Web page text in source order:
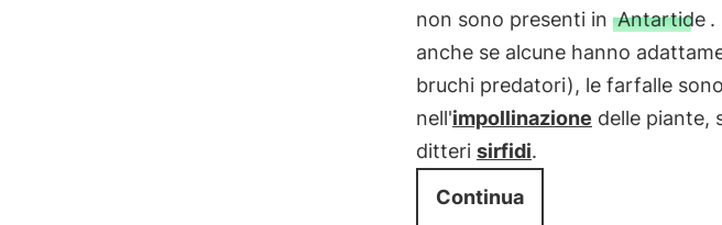
non sono presenti in Antartide .
anche se alcune hanno
bruchi predatori), le farfalle
nell'impollinazione delle piante,
ditteri sirfidi.
Continua